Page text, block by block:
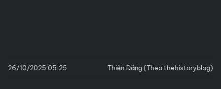
26/10/2025 05:25 Thiên Đăng (Theo thehistoryblog)